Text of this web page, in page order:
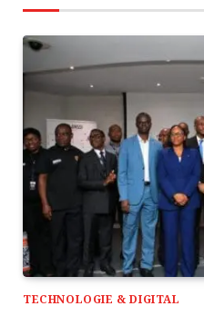
TECHNOLOGIE & DIGITAL